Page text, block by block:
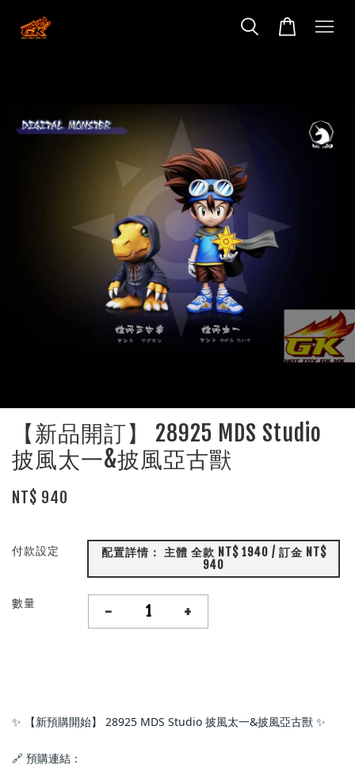
【新品開訂】 28925 MDS Studio
披風太一&披風亞古獸
NT$ 940
付款設定
配置詳情： 主體 全款 NT$ 1940 / 訂金 NT$
940
數量 - +
✨ 【新預購開始】 28925 MDS Studio 披風太一&披風亞古獸 ✨
🔗 預購連結：